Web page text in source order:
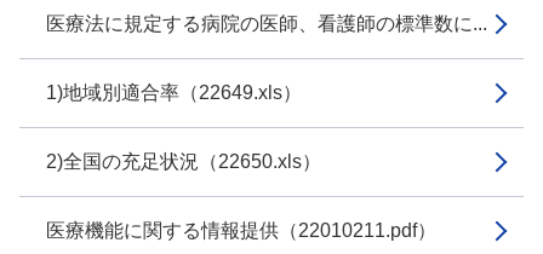
医療法に規定する病院の医師、看護師の標準数に...
1)地域別適合率（22649.xls）
2)全国の充足状況（22650.xls）
医療機能に関する情報提供（22010211.pdf）